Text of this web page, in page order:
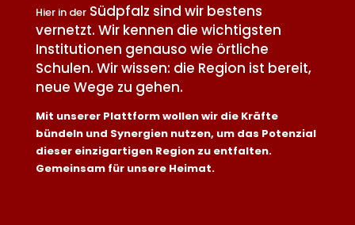
Hier in derSüdpfalz sind wir bestens
vernetzt. Wir kennen die wichtigsten
Institutionen genauso wie örtliche
Schulen. Wir wissen: die Region ist bereit,
neue Wege zu gehen.
Mit unserer Plattform wollen wir die Kräfte
bündeln und Synergien nutzen, um das Potenzial
dieser einzigartigen Region zu entfalten.
Gemeinsam für unsere Heimat.